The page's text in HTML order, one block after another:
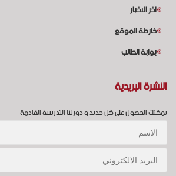
اخر الاخبار
خارطة الموقع
بوابة الطالب
النشرة البريدية
يمكنك الحصول على كل جديد و دورتنا التدريبية القادمة